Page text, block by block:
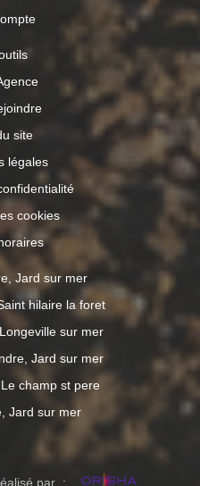
site
légales
cookies
Jard sur mer
hilaire la foret
sur mer
Jard sur mer
champ st pere
Jard sur mer
par :